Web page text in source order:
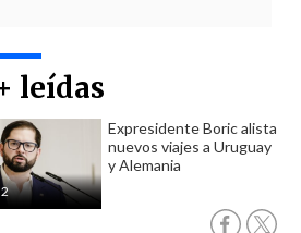
leídas
Expresidente Boric alista
nuevos viajes a Uruguay
y Alemania